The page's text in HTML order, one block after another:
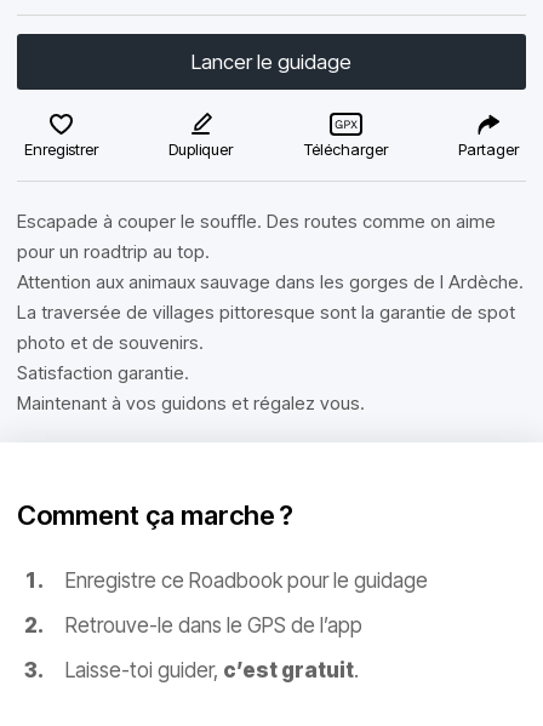
Lancer le guidage
Enregistrer Dupliquer Télécharger Partager
Escapade à couper le souffle. Des routes comme on aime
pour un roadtrip au top.
Attention aux animaux sauvage dans les gorges de l Ardèche.
La traversée de villages pittoresque sont la garantie de spot
photo et de souvenirs.
Satisfaction garantie.
Maintenant à vos guidons et régalez vous.
Comment ça marche ?
Enregistre ce Roadbook pour le guidage
Retrouve-le dans le GPS de l’app
Laisse-toi guider, c’est gratuit.